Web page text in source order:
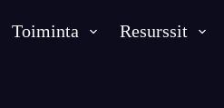
Toiminta Resurssit